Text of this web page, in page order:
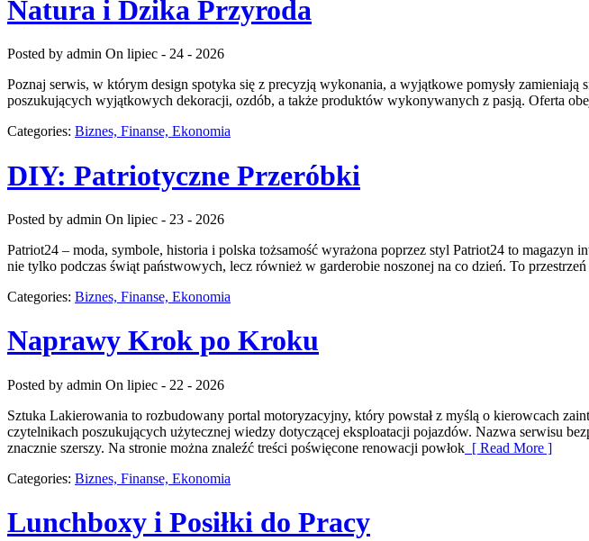
Natura i Dzika Przyroda
Posted by admin On lipiec - 24 - 2026
Poznaj serwis, w którym design spotyka się z precyzją wykonania, a wyjątkowe pomysły
poszukujących wyjątkowych dekoracji, ozdób, a także produktów wykonywanych z pasją. Oferta
Categories: Biznes, Finanse, Ekonomia
DIY: Patriotyczne Przeróbki
Posted by admin On lipiec - 23 - 2026
Patriot24 – moda, symbole, historia i polska tożsamość wyrażona poprzez styl Patriot24 to
nie tylko podczas świąt państwowych, lecz również w garderobie noszonej na co dzień. To
Categories: Biznes, Finanse, Ekonomia
Naprawy Krok po Kroku
Posted by admin On lipiec - 22 - 2026
Sztuka Lakierowania to rozbudowany portal motoryzacyjny, który powstał z myślą o kierowcach
czytelnikach poszukujących użytecznej wiedzy dotyczącej eksploatacji pojazdów. Nazwa serwisu
znacznie szerszy. Na stronie można znaleźć treści poświęcone renowacji powłok [ Read More ]
Categories: Biznes, Finanse, Ekonomia
Lunchboxy i Posiłki do Pracy